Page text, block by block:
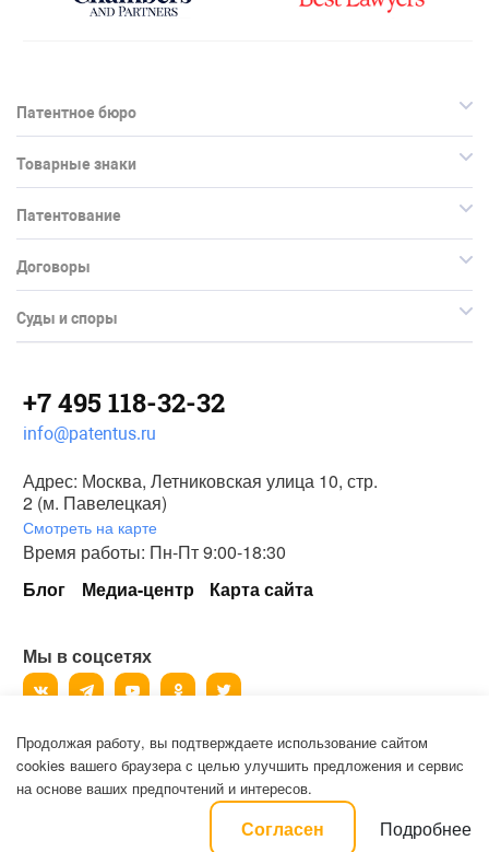
Патентное бюро
Товарные знаки
Патентование
Договоры
Суды и споры
+7 495 118-32-32
info@patentus.ru
Адрес: Москва, Летниковская улица 10, стр.
2 (м. Павелецкая)
Смотреть на карте
Время работы: Пн-Пт 9:00-18:30
Блог
Медиа-центр Карта сайта
Мы в соцсетях
©2006-2026, ООО «Патентус».
Все права защищены.
Политика конфиденциальности и пользовательское соглашение на
обработку персональных данных
Продолжая работу, вы подтверждаете использование сайтом
cookies вашего браузера с целью улучшить предложения и сервис
на основе ваших предпочтений и интересов.
Согласен Подробнее